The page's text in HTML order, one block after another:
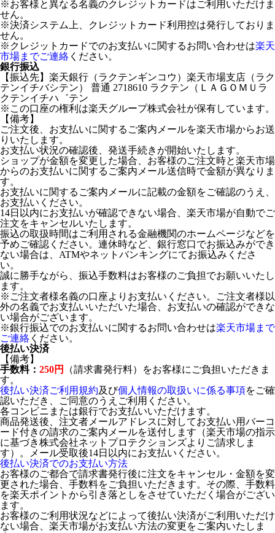
※お客様と異なる名義のクレジットカードはご利用いただけま
せん。
※決済システム上、クレジットカード利用控は発行しておりま
せん。
※クレジットカードでのお支払いに関するお問い合わせは楽天
市場までご連絡 ください。
銀行振込
【振込先】楽天銀行（ラクテンギンコウ）楽天市場支店（ラク
テンイチバシテン） 普通 2718610 ラクテン（ＬＡＧＯＭＵラ
クテンイチハ゛テン
※この口座の権利は楽天グループ株式会社が保有しています。
【備考】
ご注文後、お支払いに関するご案内メールを楽天市場からお送
りいたします。
お支払い状況の確認後、発送手続きが開始いたします。
ショップが金額を変更した場合、お客様のご注文時と楽天市場
からのお支払いに関するご案内メール送信時で金額が異なりま
す。
お支払いに関するご案内メールに記載の金額をご確認のうえ、
お支払いください。
14日以内にお支払いが確認できない場合、楽天市場が自動でご
注文をキャンセルいたします。
振込の取扱時間はご利用される金融機関のホームページなどを
予めご確認ください。連休時など、銀行窓口でお振込みができ
ない場合は、ATMやネットバンキングにてお振込みくださ
い。
誠に勝手ながら、振込手数料はお客様のご負担でお願いいたし
ます。
※ご注文者様名義の口座よりお支払いください。ご注文者様以
外の名義でお支払いいただいた場合、お支払いの確認ができな
い場合がございます。
※銀行振込でのお支払いに関するお問い合わせは楽天市場まで
ご連絡 ください。
後払い決済
【備考】
手数料： 250円
（請求書発行料）をお客様にご負担いただきま
す。
後払い決済ご利用規約及び個人情報の取扱いに係る事項をご確
認いただき、ご同意のうえご利用ください。
各コンビニまたは銀行でお支払いいただけます。
商品発送後、注文者メールアドレスに対してお支払い用バーコ
ード付きの請求のご案内メールを送付します（楽天市場の指示
に基づき株式会社ネットプロテクションズよりご請求しま
す）。メール受取後14日以内にお支払いください。
後払い決済でのお支払い方法
お客様のご都合で請求書発行後に注文をキャンセル・金額を変
更された場合、手数料をご負担いただきます。その際、手数料
を楽天ポイントから引き落としをさせていただく場合がござい
ます。
お客様のご利用状況などによって後払い決済がご利用いただけ
ない場合、楽天市場がお支払い方法の変更をご案内いたしま